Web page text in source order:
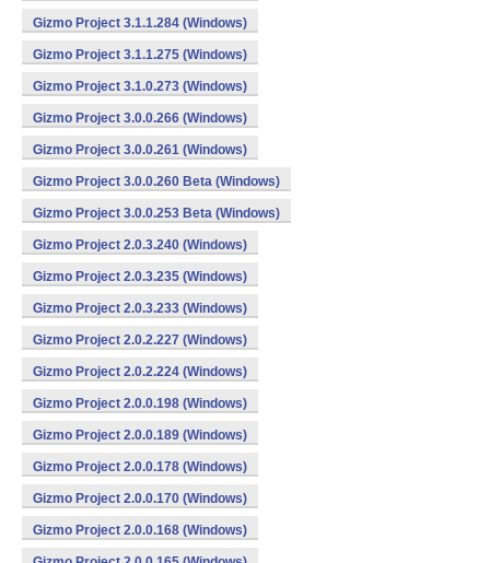
Gizmo Project 3.1.1.284 (Windows)
Gizmo Project 3.1.1.275 (Windows)
Gizmo Project 3.1.0.273 (Windows)
Gizmo Project 3.0.0.266 (Windows)
Gizmo Project 3.0.0.261 (Windows)
Gizmo Project 3.0.0.260 Beta (Windows)
Gizmo Project 3.0.0.253 Beta (Windows)
Gizmo Project 2.0.3.240 (Windows)
Gizmo Project 2.0.3.235 (Windows)
Gizmo Project 2.0.3.233 (Windows)
Gizmo Project 2.0.2.227 (Windows)
Gizmo Project 2.0.2.224 (Windows)
Gizmo Project 2.0.0.198 (Windows)
Gizmo Project 2.0.0.189 (Windows)
Gizmo Project 2.0.0.178 (Windows)
Gizmo Project 2.0.0.170 (Windows)
Gizmo Project 2.0.0.168 (Windows)